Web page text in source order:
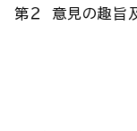
第２ 意見の趣旨